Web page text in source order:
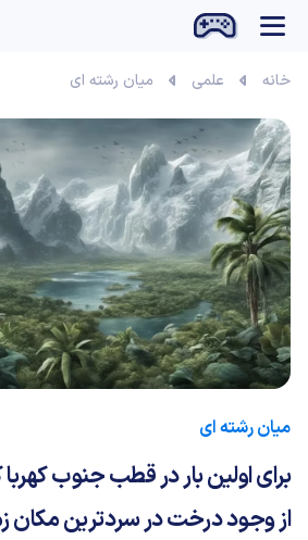
بازی آنلاین
خانه علمی میان رشته ای
میان رشته ای
برای اولین‌ بار در قطب جنوب
از وجود درخت در سردترین مکان